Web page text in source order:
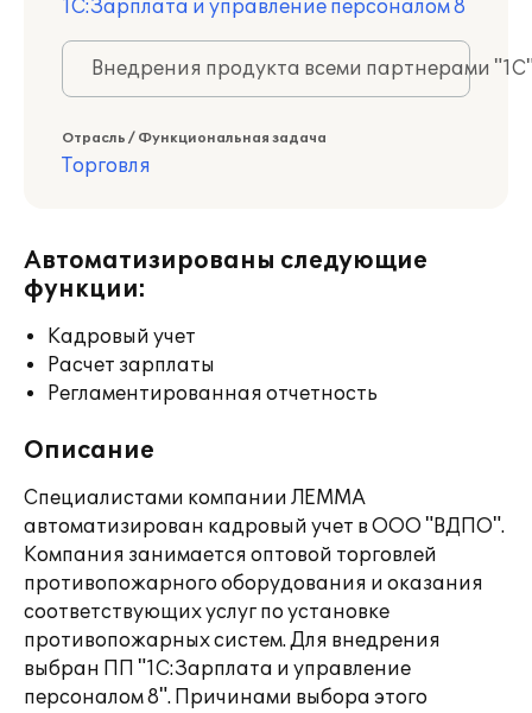
1С:Зарплата и управление персоналом 8
Внедрения продукта всеми партнерами
Отрасль / Функциональная задача
Торговля
Автоматизированы следующие
функции:
Кадровый учет
Расчет зарплаты
Регламентированная отчетность
Описание
Специалистами компании ЛЕММА
автоматизирован кадровый учет в ООО "ВДПО".
Компания занимается оптовой торговлей
противопожарного оборудования и оказания
соответствующих услуг по установке
противопожарных систем. Для внедрения
выбран ПП "1С:Зарплата и управление
персоналом 8". Причинами выбора этого